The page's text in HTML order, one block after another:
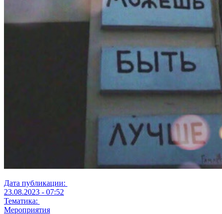
Дата публикации:
23.08.2023 - 07:52
Тематика:
Мероприятия